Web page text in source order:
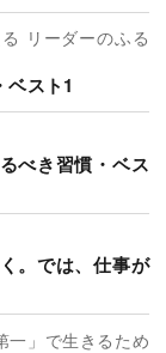
リーダーのふる
ベスト1
べき習慣・ベス
。では、仕事が
一」で生きるため